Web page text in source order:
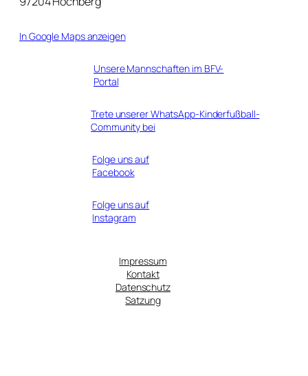
In Google Maps anzeigen
Unsere Mannschaften im BFV-
Portal
Trete unserer WhatsApp-Kinderfußball-
Community bei
Folge uns auf
Facebook
Folge uns auf
Instagram
Impressum
Kontakt
Datenschutz
Satzung